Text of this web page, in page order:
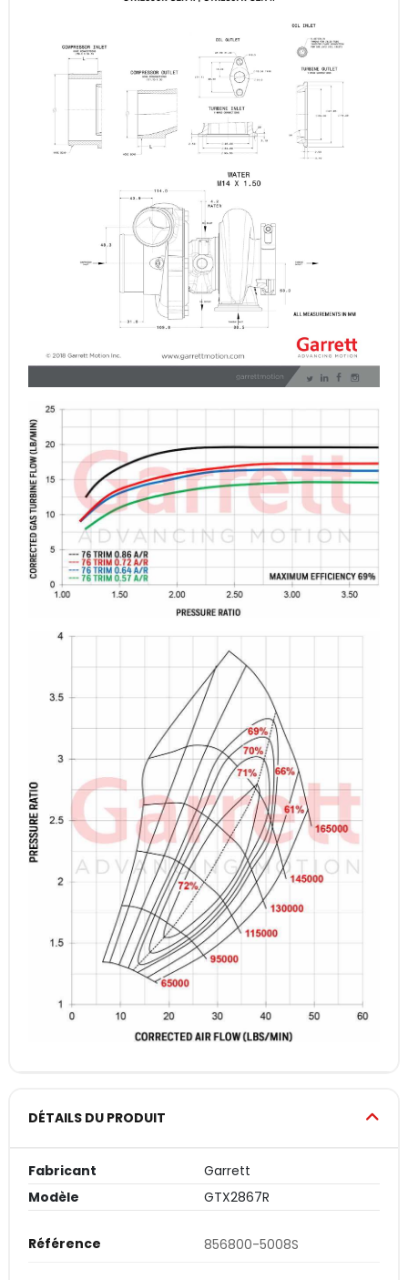
DÉTAILS DU PRODUIT
Fabricant
Garrett
Modèle
GTX2867R
Référence 856800-5008S